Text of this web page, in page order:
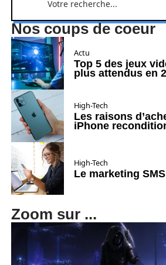
Nos coups de coeur
Actu
Top 5 des jeux
plus attendus en
High-Tech
Les raisons
iPhone
High-Tech
Le marketing
Zoom sur ...